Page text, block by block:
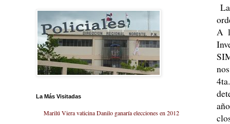
A
La Más Visitadas
Marilú Viera vaticina Danilo ganaría elecciones en 2012